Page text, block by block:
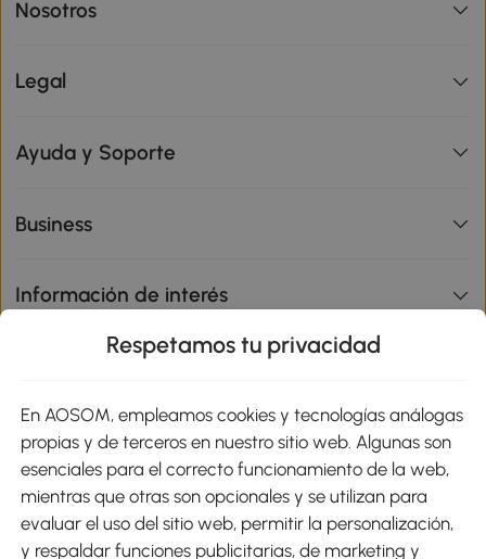
Nosotros
Legal
Ayuda y Soporte
Business
Información de interés
Métodos de Pago
Respetamos tu privacidad
En AOSOM, empleamos cookies y tecnologías análogas
propias y de terceros en nuestro sitio web. Algunas son
esenciales para el correcto funcionamiento de la web,
mientras que otras son opcionales y se utilizan para
evaluar el uso del sitio web, permitir la personalización,
y respaldar funciones publicitarias, de marketing y